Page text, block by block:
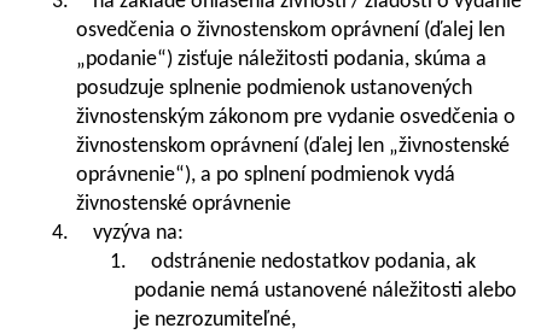
osvedčenia o živnostenskom oprávnení (ďalej len
„podanie“) zisťuje náležitosti podania, skúma a
posudzuje splnenie podmienok ustanovených
živnostenským zákonom pre vydanie osvedčenia o
živnostenskom oprávnení (ďalej len „živnostenské
oprávnenie“), a po splnení podmienok vydá
živnostenské oprávnenie
4. vyzýva na:
1. odstránenie nedostatkov podania, ak
podanie nemá ustanovené náležitosti alebo
je nezrozumiteľné,